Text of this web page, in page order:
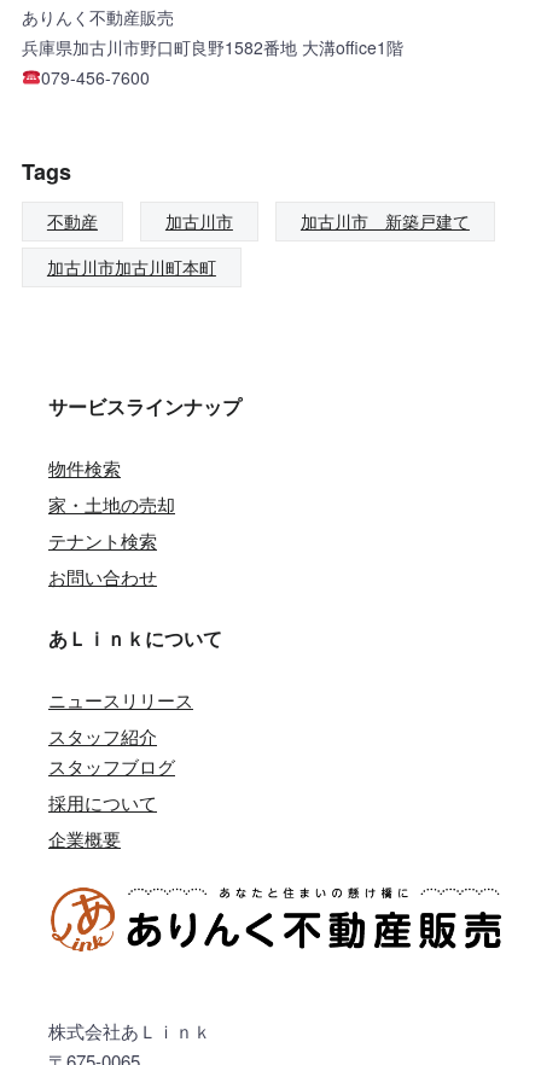
ありんく不動産販売
兵庫県加古川市野口町良野1582番地 大溝office1階
079-456-7600
Tags
不動産 加古川市
加古川市 新築戸建て
加古川市加古川町本町
サービスラインナップ
物件検索
家・土地の売却
テナント検索
お問い合わせ
あＬｉｎｋについて
ニュースリリース
スタッフ紹介
スタッフブログ
採用について
企業概要
株式会社あＬｉｎｋ